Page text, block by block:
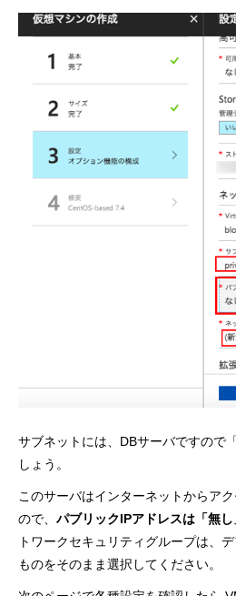
サブネットには、DBサーバですので
しょう。
このサーバはインターネットからア
ので、パブリックIPアドレスは「無し
トワークセキュリティグループは、
ものをそのまま選択してください。